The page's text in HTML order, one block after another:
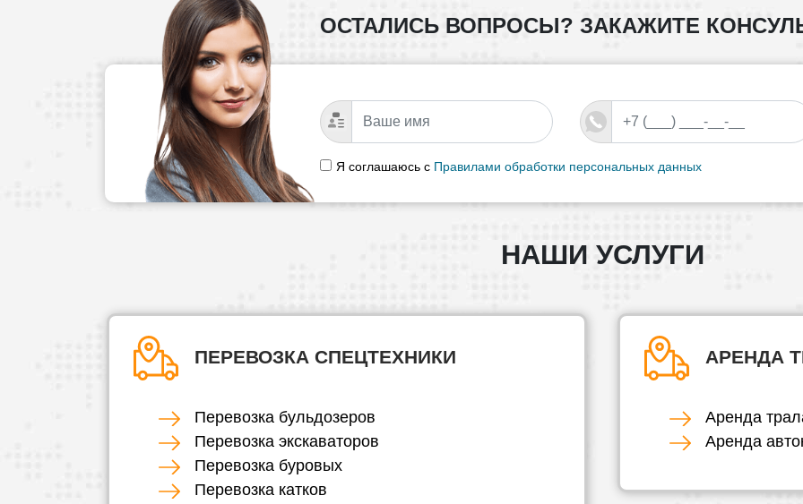
ОСТАЛИСЬ ВОПРОСЫ? ЗАКАЖИТЕ
Я соглашаюсь с Правилами обработки персональных данных
НАШИ УСЛУГИ
ПЕРЕВОЗКА СПЕЦТЕХНИКИ
Перевозка бульдозеров
Перевозка экскаваторов
Перевозка буровых
Перевозка катков
АРЕНДА
Аренда
Аренда